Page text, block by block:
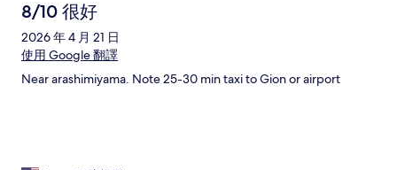
8/10 很好
2026 年 4 月 21 日
使用 Google 翻譯
Near arashimiyama. Note 25-30 min taxi to Gion or airport